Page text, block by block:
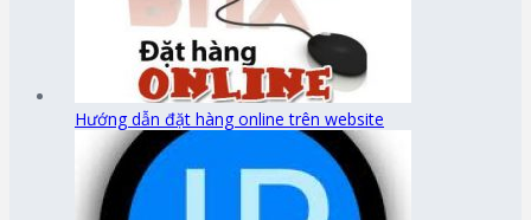
Hướng dẫn đặt hàng online trên website